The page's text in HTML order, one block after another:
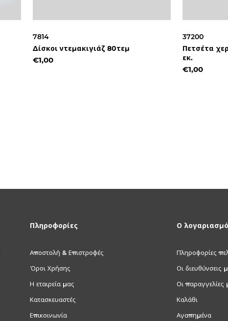
7814
Δίσκοι ντεμακιγιάζ 80τεμ
€1,00
37200
Πετσέτα
εκ.
€1,00
Πληροφορίες
Αποστολή & Επιστροφές
Όροι Χρήσης
Η εταιρεία μας
Κατασκευαστές
Επικοινωνία
Ο
Πληροφορίες
Οι διευθύνσεις
Οι παραγγελίες
Καλάθι
Αγαπημένα